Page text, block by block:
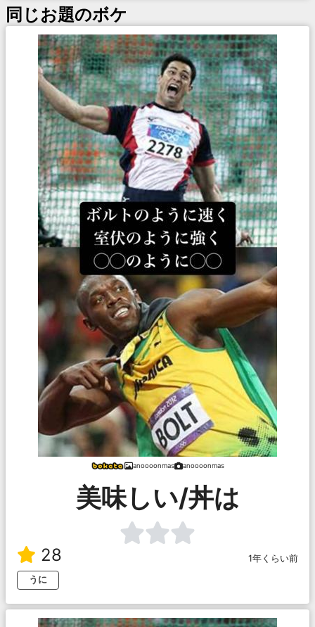
同じお題のボケ
anoooonmas anoooonmas
美味しい/丼は
28
1年くらい前
うに